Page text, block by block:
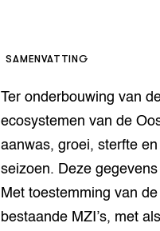
Varkenshouderij
Groenpact
Groen, welbevinden en
klimaatadaptatie
CoE Groen
Invasieve exoten
SAMENVATTING
Ter onderbouwing van
ecosystemen van de
aanwas, groei, sterfte
seizoen. Deze
Met toestemming van
bestaande MZI’s, met